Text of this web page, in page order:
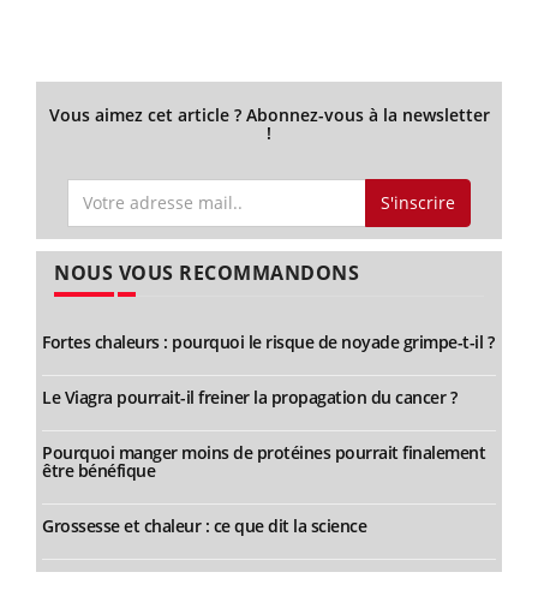
Vous aimez cet article ? Abonnez-vous à la newsletter
!
S'inscrire
NOUS VOUS RECOMMANDONS
Fortes chaleurs : pourquoi le risque de noyade grimpe-t-il ?
Le Viagra pourrait-il freiner la propagation du cancer ?
Pourquoi manger moins de protéines pourrait finalement
être bénéfique
Grossesse et chaleur : ce que dit la science